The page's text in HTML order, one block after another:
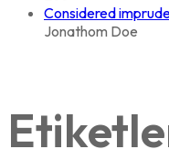
Considered
Jonathom Doe